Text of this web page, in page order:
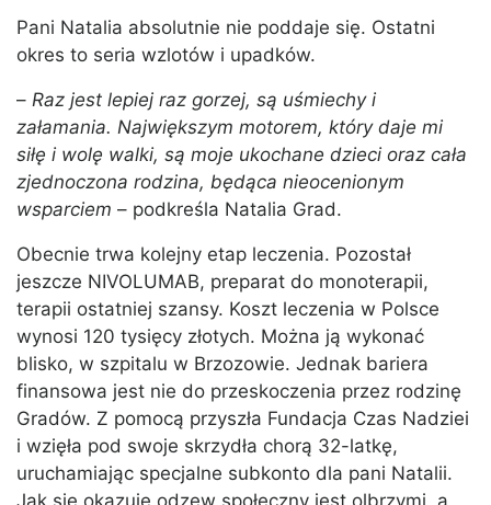
Pani Natalia absolutnie nie poddaje się. Ostatni
okres to seria wzlotów i upadków.
– Raz jest lepiej raz gorzej, są uśmiechy i
załamania. Największym motorem, który daje mi
siłę i wolę walki, są moje ukochane dzieci oraz cała
zjednoczona rodzina, będąca nieocenionym
wsparciem – podkreśla Natalia Grad.
Obecnie trwa kolejny etap leczenia. Pozostał
jeszcze NIVOLUMAB, preparat do monoterapii,
terapii ostatniej szansy. Koszt leczenia w Polsce
wynosi 120 tysięcy złotych. Można ją wykonać
blisko, w szpitalu w Brzozowie. Jednak bariera
finansowa jest nie do przeskoczenia przez rodzinę
Gradów. Z pomocą przyszła Fundacja Czas Nadziei
i wzięła pod swoje skrzydła chorą 32-latkę,
uruchamiając specjalne subkonto dla pani Natalii.